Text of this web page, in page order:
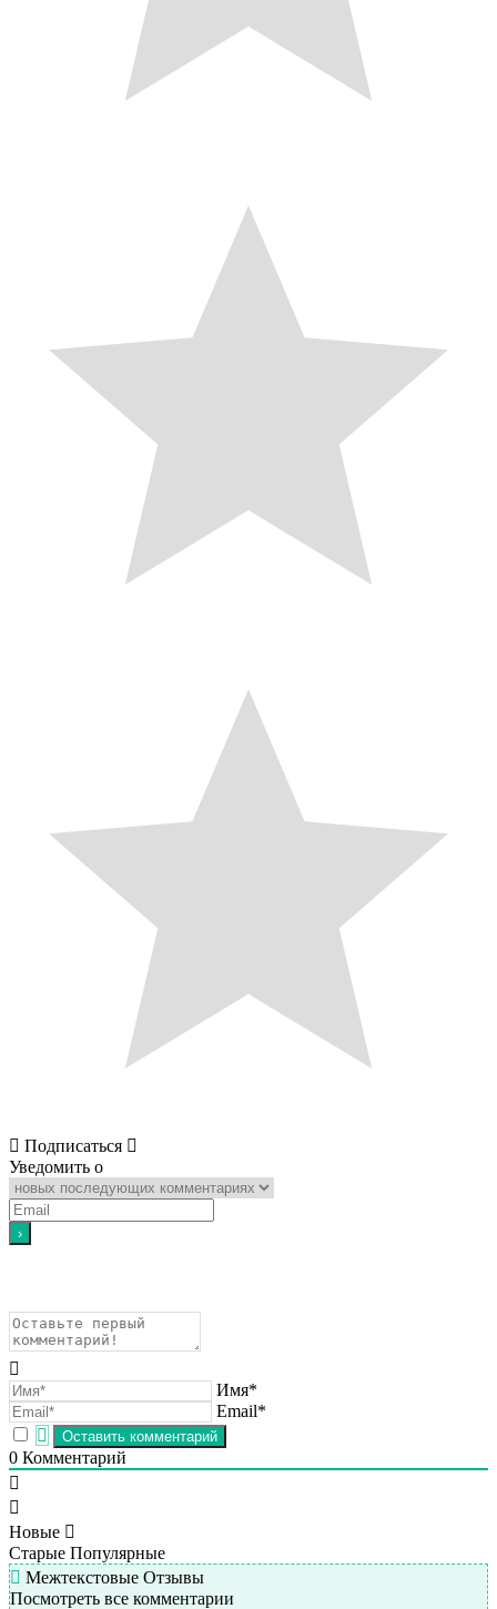
Подписаться
Уведомить о
Имя*
Email*
0 Комментарий
Новые
Старые Популярные
Межтекстовые Отзывы
Посмотреть все комментарии